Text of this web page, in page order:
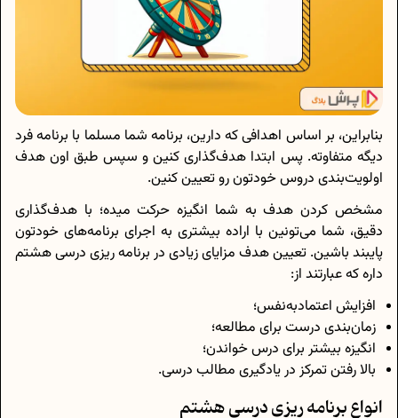
بنابراین، بر اساس اهدافی که دارین، برنامه شما مسلما با برنامه فرد
دیگه متفاوته. پس ابتدا هدف‌گذاری کنین و سپس طبق اون هدف
اولویت‌بندی دروس خودتون رو تعیین کنین.
مشخص کردن هدف به شما انگیزه حرکت میده؛ با هدف‌گذاری
دقیق، شما می‌تونین با اراده بیشتری به اجرای برنامه‌های خودتون
پایبند باشین. تعیین هدف مزایای زیادی در برنامه ریزی درسی هشتم
داره که عبارتند از:
افزایش اعتماد‌به‌نفس؛
زمان‌بندی درست برای مطالعه؛
انگیزه بیشتر برای درس خواندن؛
بالا رفتن تمرکز در یادگیری مطالب درسی.
انواع برنامه ریزی درسی هشتم